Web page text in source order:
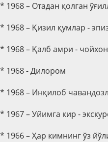
* 1968 – Отадан қолган
* 1968 – Қизил қумлар -
* 1968 – Қалб амри -
* 1968 - Дилором
* 1968 – Инқилоб
* 1967 – Уйимга кир -
* 1966 – Ҳар кимнинг ўз